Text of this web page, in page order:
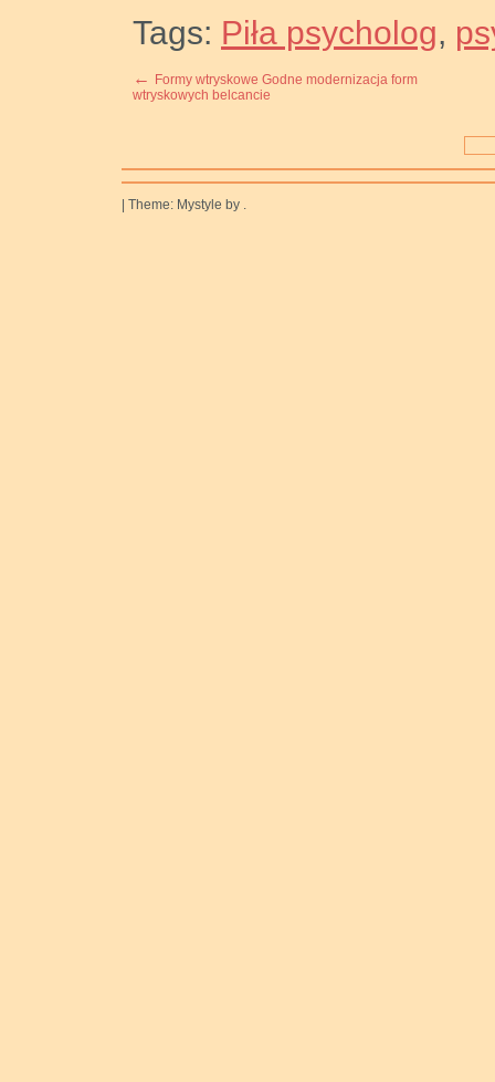
Tags: Piła psycholog,
←
Formy wtryskowe Godne modernizacja form
wtryskowych belcancie
Theme: Mystyle by .